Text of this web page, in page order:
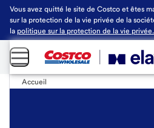
Vous avez quitté le site de Costco et êtes
sur la protection de la vie privée de la
la politique sur la protection de la vie privée.
Accueil